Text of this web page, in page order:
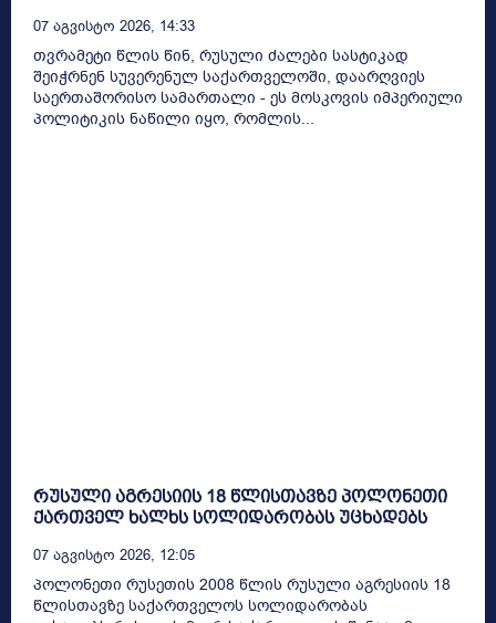
07 Აგვისტო 2026, 14:33
თვრამეტი წლის წინ, რუსული ძალები სასტიკად
შეიჭრნენ სუვერენულ საქართველოში, დაარღვიეს
საერთაშორისო სამართალი - ეს მოსკოვის იმპერიული
პოლიტიკის ნაწილი იყო, რომლის...
რუსული აგრესიის 18 წლისთავზე პოლონეთი
ქართველ ხალხს სოლიდარობას უცხადებს
07 Აგვისტო 2026, 12:05
პოლონეთი რუსეთის 2008 წლის რუსული აგრესიის 18
წლისთავზე საქართველოს სოლიდარობას